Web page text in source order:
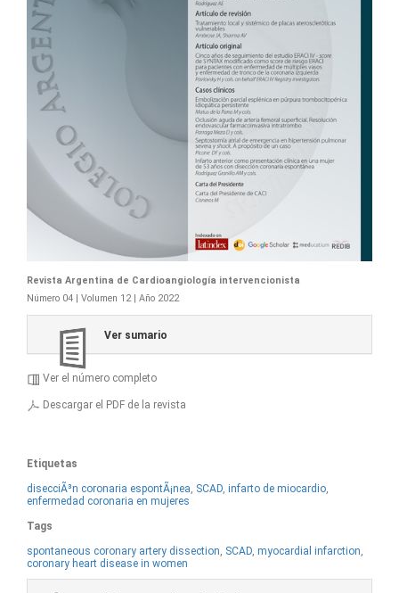
Revista Argentina de Cardioangiología intervencionista
Número 04 | Volumen 12 | Año 2022
Ver sumario
Ver el número completo
Descargar el PDF de la revista
Etiquetas
disecciÃ³n coronaria espontÃ¡nea, SCAD, infarto de miocardio,
enfermedad coronaria en mujeres
Tags
spontaneous coronary artery dissection, SCAD, myocardial infarction,
coronary heart disease in women